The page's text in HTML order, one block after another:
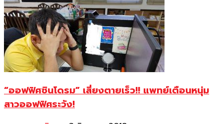
“ออฟฟิศซินโดรม” เสี่ยงตายเร็ว!! แพทย์เตือนหนุ่ม
สาวออฟฟิศระวัง!